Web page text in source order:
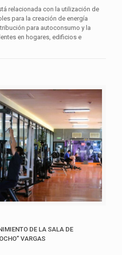
relacionada con la utilización de
para la creación de energía
para autoconsumo y la
en hogares, edificios e
DE LA SALA DE
VARGAS